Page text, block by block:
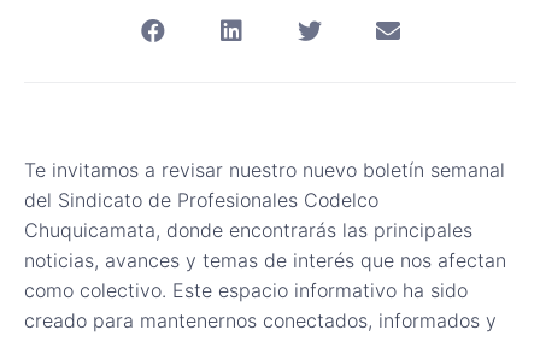
Te invitamos a revisar nuestro nuevo boletín semanal
del Sindicato de Profesionales Codelco
Chuquicamata, donde encontrarás las principales
noticias, avances y temas de interés que nos afectan
como colectivo. Este espacio informativo ha sido
creado para mantenernos conectados, informados y